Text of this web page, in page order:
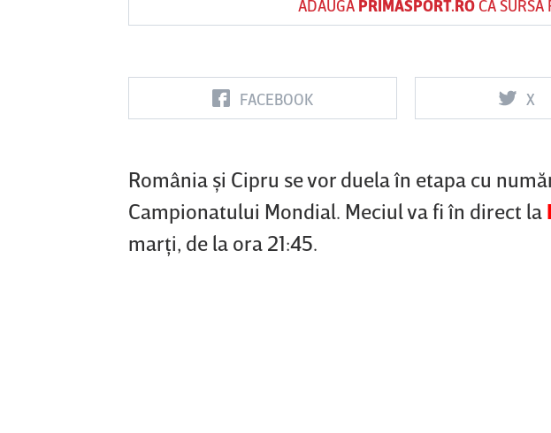
ADAUGĂ PRIMASPORT.ROCA SURSĂ
FACEBOOK X
România şi Cipru se vor duela în etapa cu
Campionatului Mondial. Meciul va fi în direct la
marţi, de la ora 21:45.
Vs Vs